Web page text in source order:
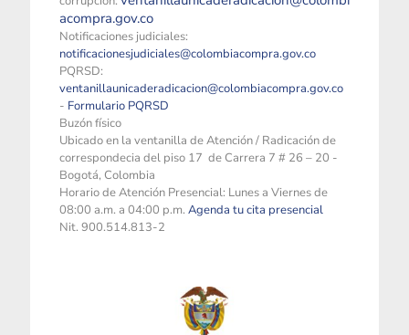
acompra.gov.co
Notificaciones judiciales:
notificacionesjudiciales@colombiacompra.gov.co
PQRSD:
ventanillaunicaderadicacion@colombiacompra.gov.co
- Formulario PQRSD
Buzón físico
Ubicado en la ventanilla de Atención / Radicación de
correspondecia del piso 17 de Carrera 7 # 26 – 20 -
Bogotá, Colombia
Horario de Atención Presencial: Lunes a Viernes de
08:00 a.m. a 04:00 p.m. Agenda tu cita presencial
Nit. 900.514.813-2